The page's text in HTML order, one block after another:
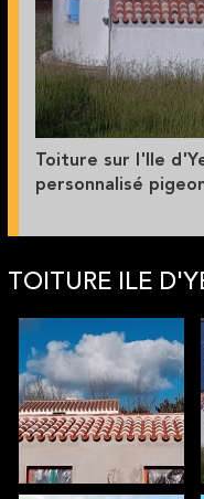
Toiture sur l'Ile
personnalisé
TOITURE ILE